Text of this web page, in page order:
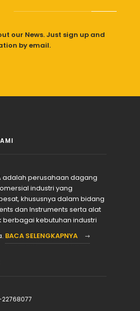
our News. Just sign up and
by email.
adalah perusahaan dagang
industri yang
khususnya dalam bidang
dan Instruments serta alat
berbagai kebutuhan industri
BACA SELENGKAPNYA
22768077